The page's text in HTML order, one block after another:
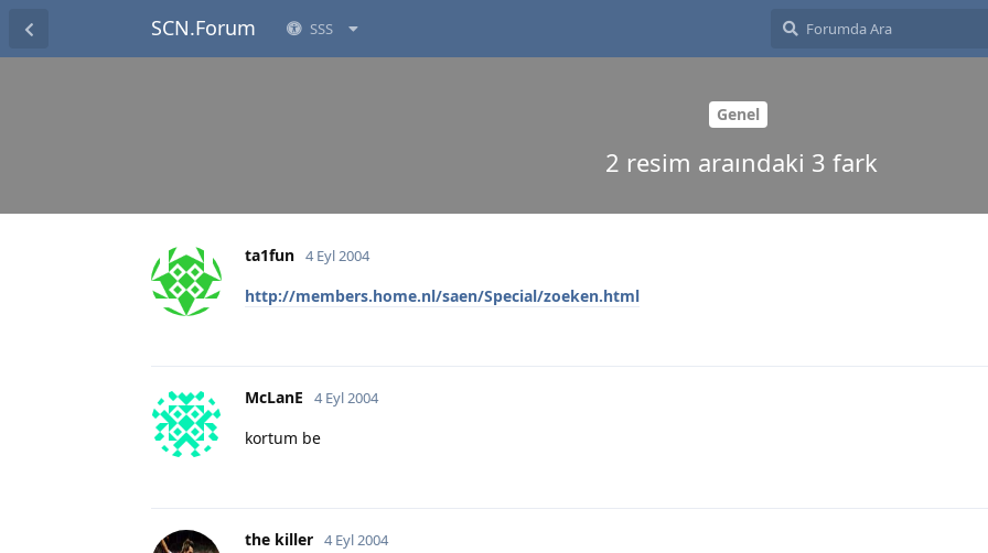
SCN.Forum SSS
Genel
2 resim araındaki 3 fark
ta1fun 4 Eyl 2004
http://members.home.nl/saen/Special/zoeken.html
McLanE 4 Eyl 2004
kortum be
the killer 4 Eyl 2004